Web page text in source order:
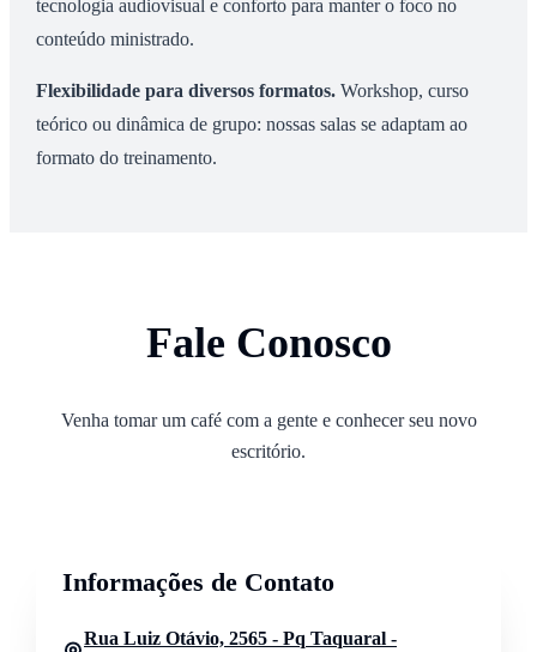
tecnologia audiovisual e conforto para manter o foco no
conteúdo ministrado.
Flexibilidade para diversos formatos.Workshop, curso
teórico ou dinâmica de grupo: nossas salas se adaptam ao
formato do treinamento.
Fale Conosco
Venha tomar um café com a gente e conhecer seu novo
escritório.
Informações de Contato
Rua Luiz Otávio, 2565 - Pq Taquaral -